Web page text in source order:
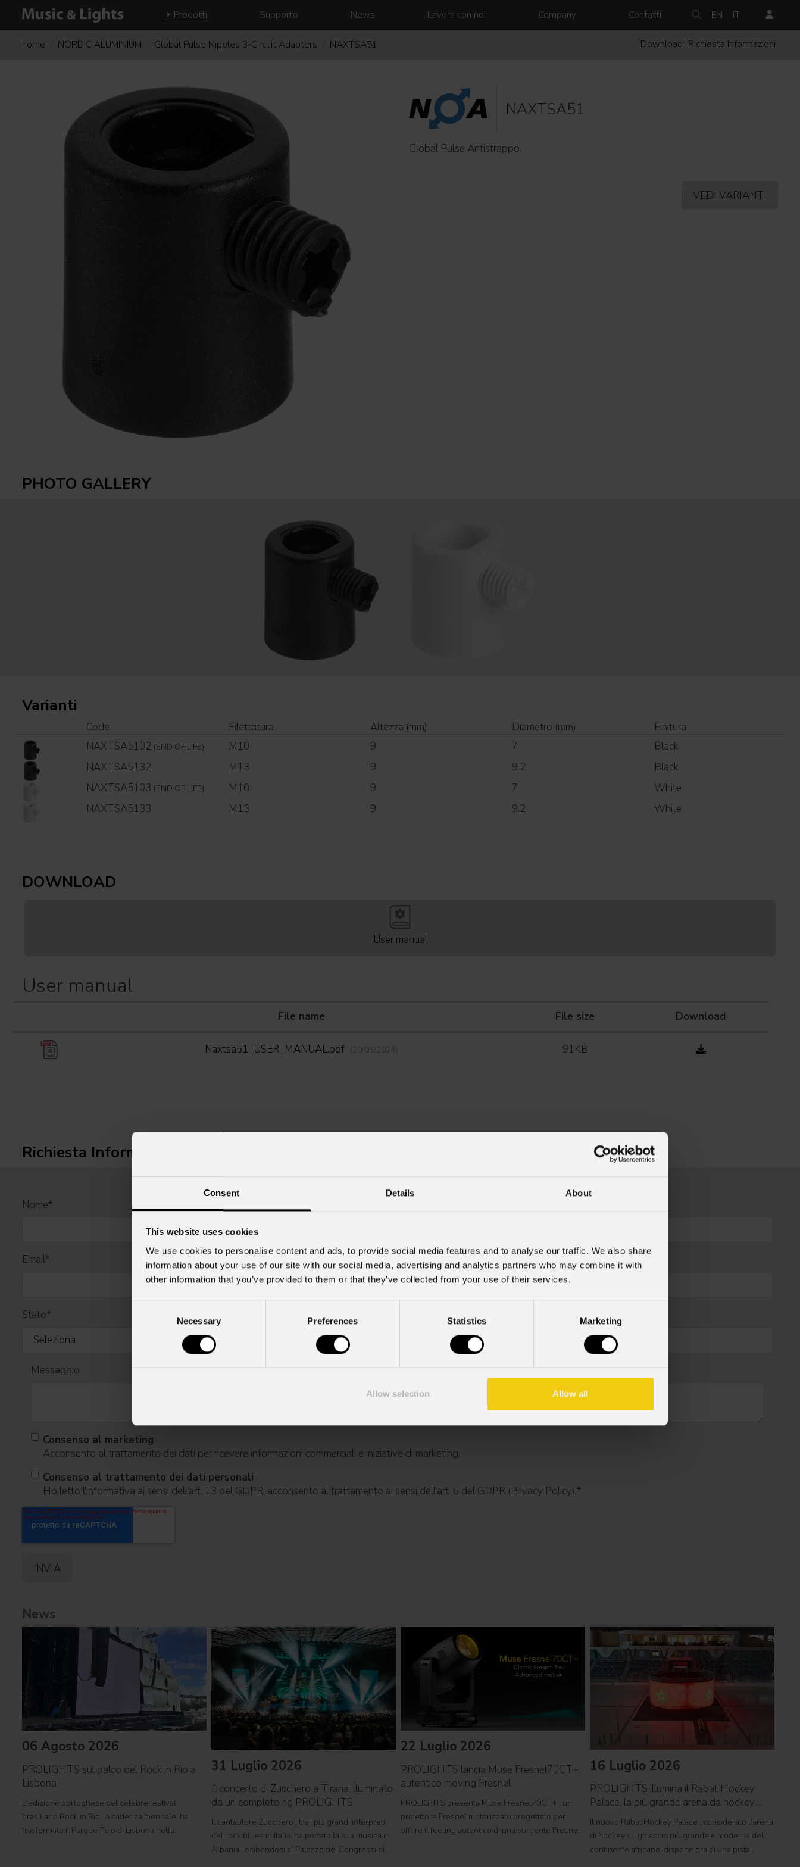
Consent Details About
This website uses cookies
We use cookies to personalise content and ads, to provide social media features and to analyse our traffic. We also share
information about your use of our site with our social media, advertising and analytics partners who may combine it with
other information that you’ve provided to them or that they’ve collected from your use of their services.
Necessary Preferences Statistics Marketing
Allow selection Allow all
Prodotti Supporto News Lavora con noi Company Contatti EN IT
home NORDIC ALUMINIUM Global Pulse Nipples 3-Circuit Adapters NAXTSA51 Download Richiesta Informazioni
NAXTSA51
Global Pulse Antistrappo.
VEDI VARIANTI
PHOTO GALLERY
Varianti
Code Filettatura Altezza (mm) Diametro (mm)
Finitura
NAXTSA5102 (END OF LIFE) M10 9 7
Black
NAXTSA5132
M13 9 9.2
Black
NAXTSA5103 (END OF LIFE) M10 9 7
White
NAXTSA5133
M13 9 9.2 White
DOWNLOAD
User manual
User manual
File name File size Download
Naxtsa51_USER_MANUAL.pdf (20/05/2024) 91KB
Richiesta Informazioni
Nome*
Email* Nome Azienda
Stato*
Messaggio
Consenso al marketing
Acconsento al trattamento dei dati per ricevere informazioni commerciali e iniziative di marketing.
Consenso al trattamento dei dati personali
Ho letto l'informativa ai sensi dell'art. 13 del GDPR; acconsento al trattamento ai sensi dell'art. 6 del GDPR (Privacy Policy).*
News
06 Agosto 2026
PROLIGHTS sul palco del Rock in Rio a
Lisbona
L'edizione portoghese del celebre festival
brasiliano Rock in Rio , a cadenza biennale, ha
trasformato il Parque Tejo di Lisbona nella
31 Luglio 2026
Il concerto di Zucchero a Tirana illuminato
da un completo rig PROLIGHTS
Il cantautore Zucchero , tra i più grandi interpreti
del rock blues in Italia, ha portato la sua musica in
Albania , esibendosi al Palazzo dei Congressi di
22 Luglio 2026
PROLIGHTS lancia Muse Fresnel70CT+:
autentico moving Fresnel
PROLIGHTS presenta Muse Fresnel70CT+ , un
proiettore Fresnel motorizzato progettato per
offrire il feeling autentico di una sorgente Fresnel
16 Luglio 2026
PROLIGHTS illumina il Rabat Hockey
Palace, la più grande arena da hockey
d'Africa
Il nuovo Rabat Hockey Palace , considerato l'arena
di hockey su ghiaccio più grande e moderna del
continente africano, dispone ora di una pista